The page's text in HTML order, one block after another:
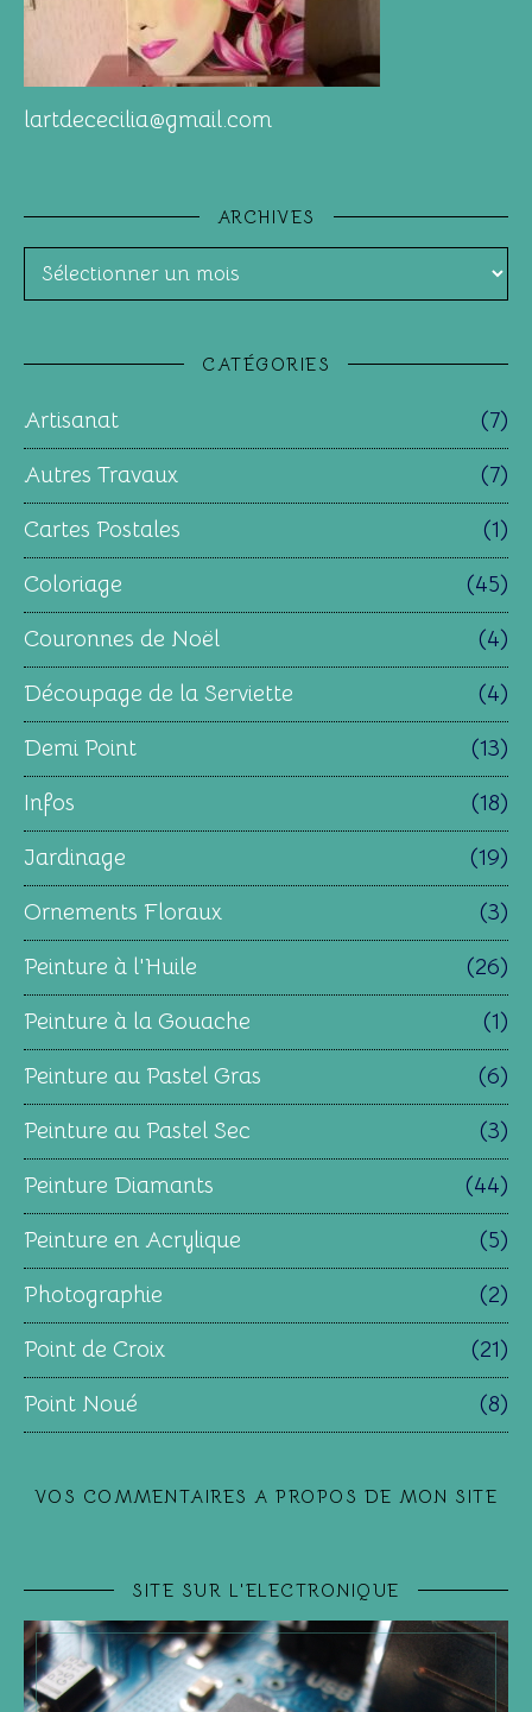
lartdececilia@gmail.com
ARCHIVES
Archives
CATÉGORIES
Artisanat
(7)
Autres Travaux
(7)
Cartes Postales
(1)
Coloriage
(45)
Couronnes de Noël
(4)
Découpage de la Serviette
(4)
Demi Point
(13)
Infos
(18)
Jardinage
(19)
Ornements Floraux
(3)
Peinture à l'Huile
(26)
Peinture à la Gouache
(1)
Peinture au Pastel Gras
(6)
Peinture au Pastel Sec
(3)
Peinture Diamants
(44)
Peinture en Acrylique
(5)
Photographie
(2)
Point de Croix
(21)
Point Noué
(8)
VOS COMMENTAIRES A PROPOS DE MON SITE
SITE SUR L'ELECTRONIQUE